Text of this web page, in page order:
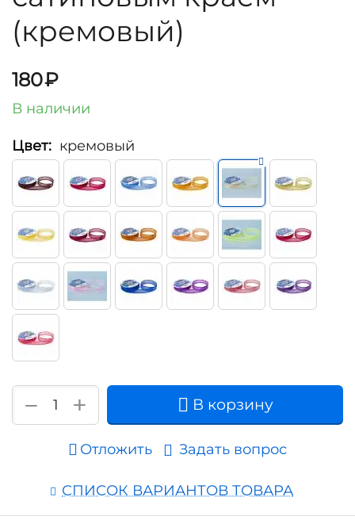
(кремовый)
180₽
В наличии
Цвет: кремовый
+
− В корзину
Отложить Задать вопрос
СПИСОК ВАРИАНТОВ ТОВАРА